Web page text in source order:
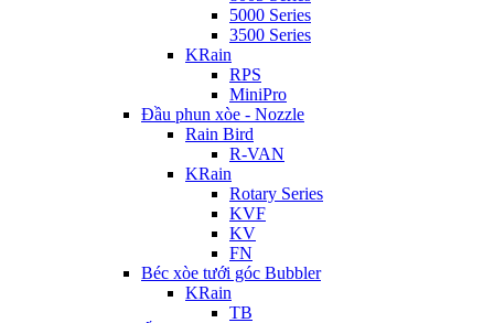
5000 Series
3500 Series
KRain
RPS
MiniPro
Đầu phun xòe - Nozzle
Rain Bird
R-VAN
KRain
Rotary Series
KVF
KV
FN
Béc xòe tưới góc Bubbler
KRain
TB